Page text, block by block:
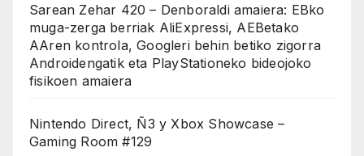
Sarean Zehar 420 – Denboraldi amaiera: EBko
muga-zerga berriak AliExpressi, AEBetako
AAren kontrola, Googleri behin betiko zigorra
Androidengatik eta PlayStationeko bideojoko
fisikoen amaiera
Nintendo Direct, Ñ3 y Xbox Showcase –
Gaming Room #129